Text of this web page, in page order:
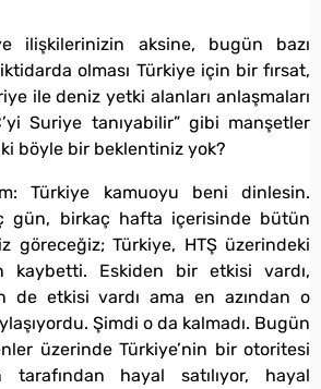
ilişkilerinizin aksine, bugün bazı
olması Türkiye için bir fırsat,
ile deniz yetki alanları anlaşmaları
Suriye tanıyabilir” gibi manşetler
böyle bir beklentiniz yok?
Türkiye kamuoyu beni dinlesin.
gün, birkaç hafta içerisinde bütün
göreceğiz; Türkiye, HTŞ üzerindeki
kaybetti. Eskiden bir etkisi vardı,
de etkisi vardı ama en azından o
Şimdi o da kalmadı. Bugün
üzerinde Türkiye’nin bir otoritesi
tarafından hayal satılıyor, hayal